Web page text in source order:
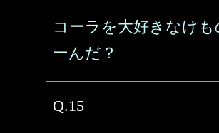
コーラを大好きなけも
ーんだ？
Q.15